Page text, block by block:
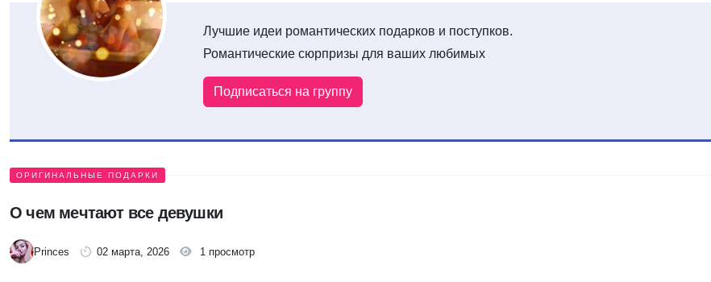
Лучшие идеи романтических подарков и поступков.
Романтические сюрпризы для ваших любимых
Подписаться на группу
ОРИГИНАЛЬНЫЕ ПОДАРКИ
О чем мечтают все девушки
Princes 02 марта, 2026 1 просмотр